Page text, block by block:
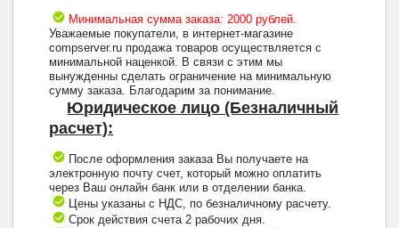
Минимальная сумма заказа: 2000 рублей.
Уважаемые покупатели, в интернет-магазине
compserver.ru продажа товаров осуществляется с
минимальной наценкой. В связи с этим мы
вынужденны сделать ограничение на минимальную
сумму заказа. Благодарим за понимание.
Юридическое лицо (Безналичный
расчет):
После оформления заказа Вы получаете на
электронную почту счет, который можно оплатить
через Ваш онлайн банк или в отделении банка.
Цены указаны с НДС, по безналичному расчету.
Срок действия счета 2 рабочих дня.